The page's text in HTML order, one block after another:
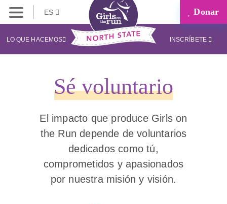
ES Donar
LO QUE HACEMOS INSCRÍBETE
Sé voluntario
El impacto que produce Girls on
the Run depende de voluntarios
dedicados como tú,
comprometidos y apasionados
por nuestra misión y visión.